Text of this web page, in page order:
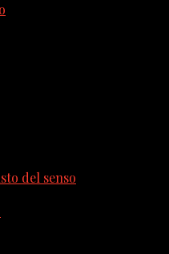
del senso